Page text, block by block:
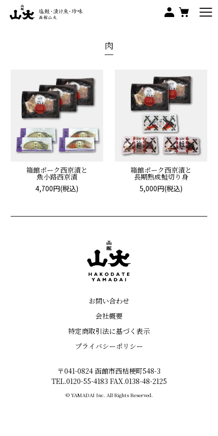
肉
箱館ポーク西京漬と
魚小路西京漬
4,700円(税込)
箱館ポーク西京漬と
長期熟成鮭切り身
5,000円(税込)
お問い合わせ
会社概要
特定商取引法に基づく表示
プライバシーポリシー
〒041-0824 函館市西桔梗町548-3
TEL.0120-55-4183 FAX.0138-48-2125
© YAMADAI Inc. All Rights Reserved.